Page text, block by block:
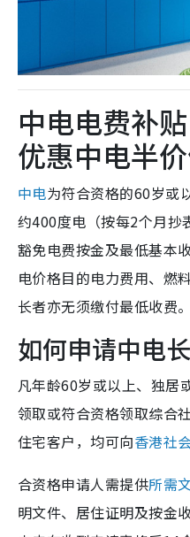
中电电费补
优惠中电半
中电为符合资格的60岁或
约400度电（按每2个月抄
豁免电费按金及最低基本
电价格目的电力费用、燃
长者亦无须缴付最低收费。
如何申请中电
凡年龄60岁或以上、独居
领取或符合资格领取综合
住宅客户，均可向香港社
合资格申请人需提供所需
明文件、居住证明及按金